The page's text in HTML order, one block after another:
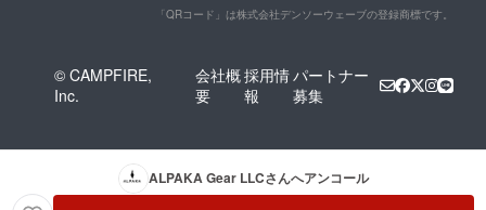
「QRコード」は株式会社デンソーウェーブの登録商標です。
© CAMPFIRE,
Inc.
会社概
要
採用情
報
パートナー
募集
ALPAKA Gear LLCさんへアンコール